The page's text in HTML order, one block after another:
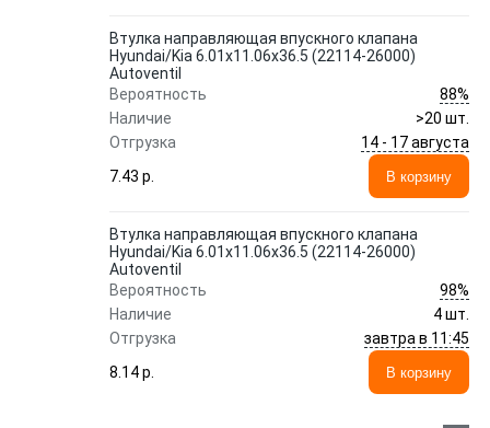
Втулка направляющая впускного клапана
Hyundai/Kia 6.01x11.06x36.5 (22114-26000)
Autoventil
Вероятность
88%
Наличие
>20 шт.
Отгрузка
14 - 17 августа
7.43 p.
В корзину
Втулка направляющая впускного клапана
Hyundai/Kia 6.01x11.06x36.5 (22114-26000)
Autoventil
Вероятность
98%
Наличие
4 шт.
Отгрузка
завтра в 11:45
8.14 p.
В корзину